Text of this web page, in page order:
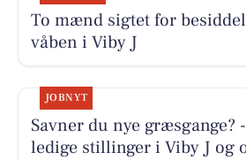
To mænd sigtet for
våben i Viby J
JOBNYT
Savner du nye græsgange?
ledige stillinger i Viby J og